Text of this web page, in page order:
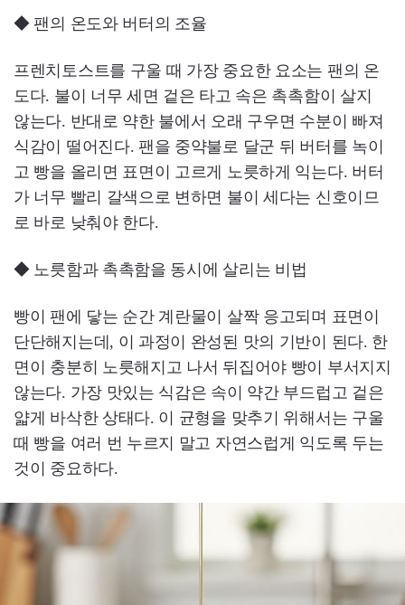
◆ 팬의 온도와 버터의 조율
프렌치토스트를 구울 때 가장 중요한 요소는 팬의 온
도다. 불이 너무 세면 겉은 타고 속은 촉촉함이 살지
않는다. 반대로 약한 불에서 오래 구우면 수분이 빠져
식감이 떨어진다. 팬을 중약불로 달군 뒤 버터를 녹이
고 빵을 올리면 표면이 고르게 노릇하게 익는다. 버터
가 너무 빨리 갈색으로 변하면 불이 세다는 신호이므
로 바로 낮춰야 한다.
◆ 노릇함과 촉촉함을 동시에 살리는 비법
빵이 팬에 닿는 순간 계란물이 살짝 응고되며 표면이
단단해지는데, 이 과정이 완성된 맛의 기반이 된다. 한
면이 충분히 노릇해지고 나서 뒤집어야 빵이 부서지지
않는다. 가장 맛있는 식감은 속이 약간 부드럽고 겉은
얇게 바삭한 상태다. 이 균형을 맞추기 위해서는 구울
때 빵을 여러 번 누르지 말고 자연스럽게 익도록 두는
것이 중요하다.